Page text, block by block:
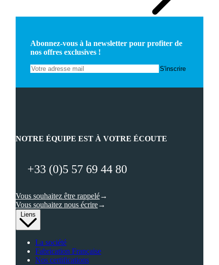
Abonnez-vous à la newsletter pour profiter de
nos offres exclusives !
Liens
La société
Fabrication Française
Nos certifications
NOTRE ÉQUIPE EST À VOTRE ÉCOUTE
+33 (0)5 57 69 44 80
Vous souhaitez être rappelé
Vous souhaitez nous écrire